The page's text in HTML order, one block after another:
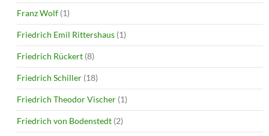
Franz Wolf (1)
Friedrich Emil Rittershaus (1)
Friedrich Rückert (8)
Friedrich Schiller (18)
Friedrich Theodor Vischer (1)
Friedrich von Bodenstedt (2)